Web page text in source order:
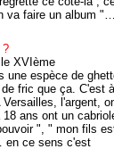
va faire un album "…
?
XVIème
une espèce de
fric que ça. C'est à
l'argent,
ans ont un
", " mon fils
en ce sens c'est